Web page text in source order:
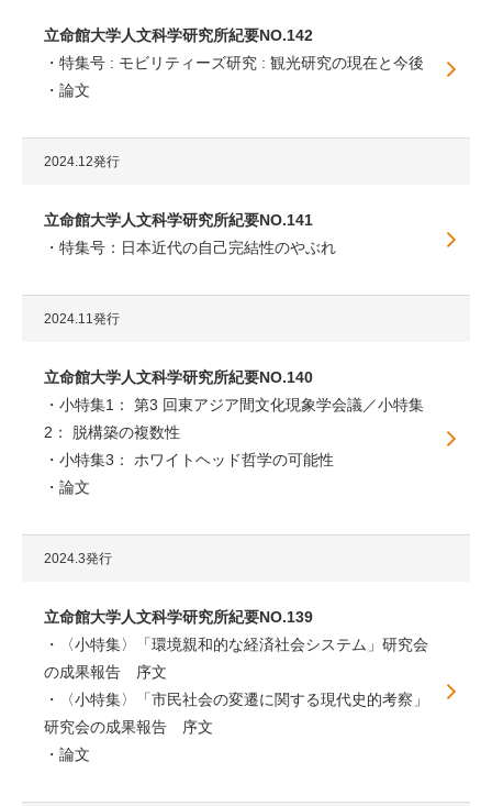
立命館大学人文科学研究所紀要NO.142
特集号 : モビリティーズ研究 : 観光研究の現在と今後
論文
2024.12発行
立命館大学人文科学研究所紀要NO.141
特集号：日本近代の自己完結性のやぶれ
2024.11発行
立命館大学人文科学研究所紀要NO.140
小特集1： 第3 回東アジア間文化現象学会議／小特集
2： 脱構築の複数性
小特集3： ホワイトヘッド哲学の可能性
論文
2024.3発行
立命館大学人文科学研究所紀要NO.139
〈小特集〉「環境親和的な経済社会システム」研究会
の成果報告 序文
〈小特集〉「市民社会の変遷に関する現代史的考察」
研究会の成果報告 序文
論文